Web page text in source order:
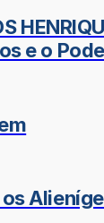
e o
os